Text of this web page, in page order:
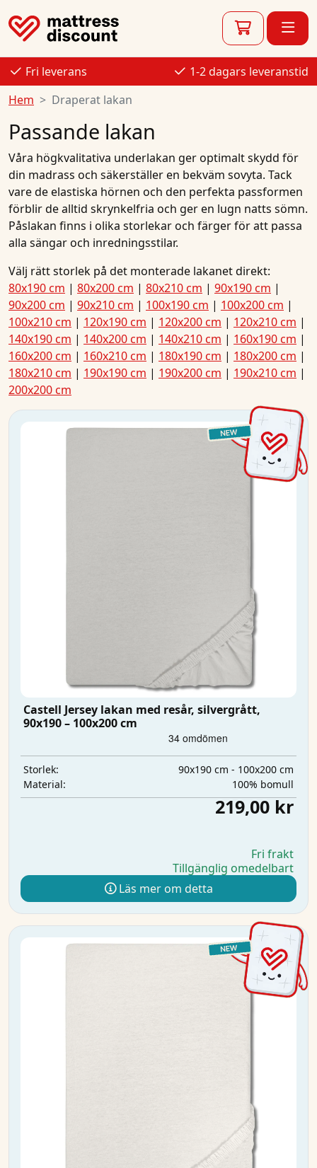
Fri leverans
1-2 dagars leveranstid
Hem
Draperat lakan
Passande lakan
Våra högkvalitativa underlakan ger optimalt skydd för
din madrass och säkerställer en bekväm sovyta. Tack
vare de elastiska hörnen och den perfekta passformen
förblir de alltid skrynkelfria och ger en lugn natts sömn.
Påslakan finns i olika storlekar och färger för att passa
alla sängar och inredningsstilar.
Välj rätt storlek på det monterade lakanet direkt:
80x190 cm | 80x200 cm | 80x210 cm | 90x190 cm |
90x200 cm | 90x210 cm | 100x190 cm | 100x200 cm |
100x210 cm | 120x190 cm | 120x200 cm | 120x210 cm |
140x190 cm | 140x200 cm | 140x210 cm | 160x190 cm |
160x200 cm | 160x210 cm | 180x190 cm | 180x200 cm |
180x210 cm | 190x190 cm | 190x200 cm | 190x210 cm |
200x200 cm
Castell Jersey lakan med resår, silvergrått,
90x190 – 100x200 cm
Storlek:
90x190 cm - 100x200 cm
Material:
100% bomull
219,00 kr
Fri frakt
Tillgänglig omedelbart
Läs mer om detta